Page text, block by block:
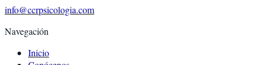
info@ccrpsicologia.com
Navegación
Inicio